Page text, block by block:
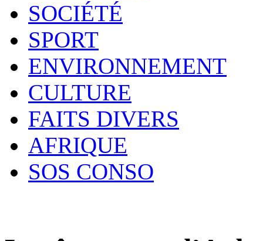
SOCIÉTÉ
SPORT
ENVIRONNEMENT
CULTURE
FAITS DIVERS
AFRIQUE
SOS CONSO